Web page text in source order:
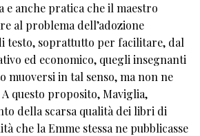
e anche pratica che il maestro
al problema dell’adozione
testo, soprattutto per facilitare, dal
ed economico, quegli insegnanti
muoversi in tal senso, ma non ne
questo proposito, Maviglia,
della scarsa qualità dei libri di
che la Emme stessa ne pubblicasse